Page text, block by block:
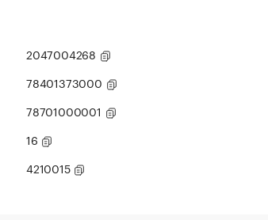
2047004268
78401373000
78701000001
16
4210015